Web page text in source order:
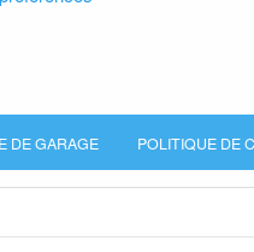
DE GARAGE POLITIQUE DE